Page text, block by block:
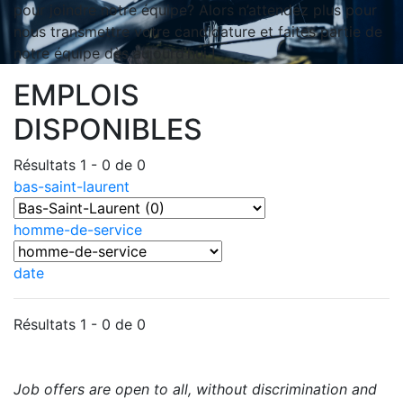
pour joindre notre équipe? Alors n’attendez plus pour
nous transmettre votre candidature et faites partie de
notre équipe dès aujourd’hui !
EMPLOIS
DISPONIBLES
Résultats 1 - 0 de 0
bas-saint-laurent
homme-de-service
date
Résultats 1 - 0 de 0
Job offers are open to all, without discrimination and